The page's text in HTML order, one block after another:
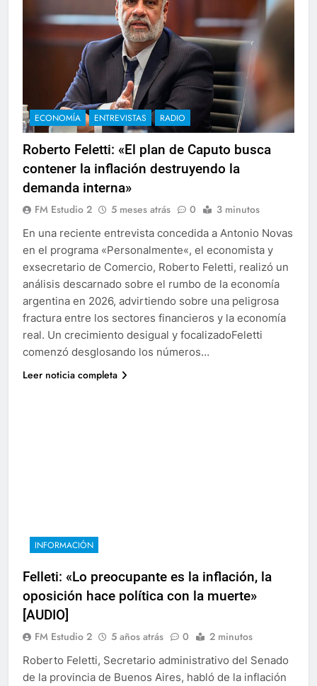
ECONOMÍA ENTREVISTAS RADIO
Roberto Feletti: «El plan de Caputo busca
contener la inflación destruyendo la
demanda interna»
FM Estudio 2 5 meses atrás 0 3 minutos
En una reciente entrevista concedida a Antonio Novas
en el programa «Personalmente«, el economista y
exsecretario de Comercio, Roberto Feletti, realizó un
análisis descarnado sobre el rumbo de la economía
argentina en 2026, advirtiendo sobre una peligrosa
fractura entre los sectores financieros y la economía
real. Un crecimiento desigual y focalizadoFeletti
comenzó desglosando los números…
Leer noticia completa
INFORMACIÓN
Felleti: «Lo preocupante es la inflación, la
oposición hace política con la muerte»
[AUDIO]
FM Estudio 2 5 años atrás 0 2 minutos
Roberto Feletti, Secretario administrativo del Senado
de la provincia de Buenos Aires, habló de la inflación